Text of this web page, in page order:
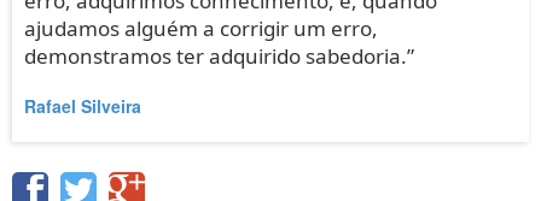
ajudamos alguém a corrigir um erro,
demonstramos ter adquirido sabedoria.”
Rafael Silveira